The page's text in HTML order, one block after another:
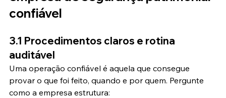
confiável
3.1 Procedimentos claros e rotina
auditável
Uma operação confiável é aquela que consegue
provar o que foi feito, quando e por quem. Pergunte
como a empresa estrutura: